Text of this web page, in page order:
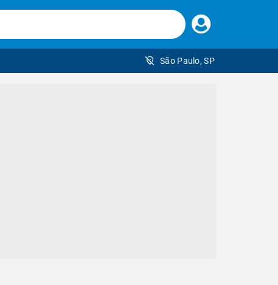
Faça
seu
São Paulo, SP